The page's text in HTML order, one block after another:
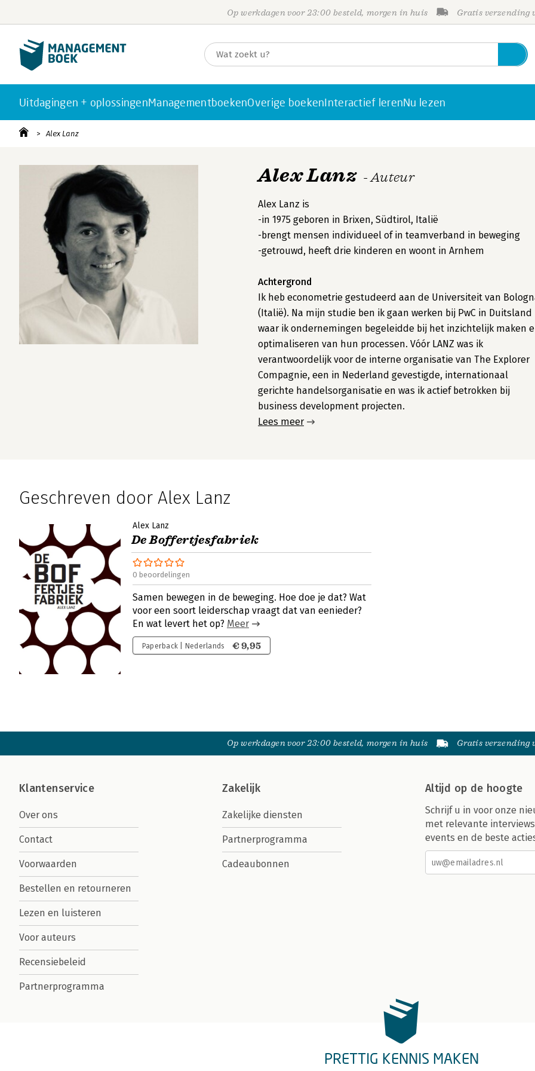
Op werkdagen voor 23:00 besteld, morgen in huis Gratis verzending
Uitdagingen + oplossingenManagementboekenOverige boekenInteractief lerenNu lezen
Alex Lanz
Alex Lanz - Auteur
Alex Lanz is
-in 1975 geboren in Brixen, Südtirol, Italië
-brengt mensen individueel of in teamverband in beweging
-getrouwd, heeft drie kinderen en woont in Arnhem
Achtergrond
Ik heb econometrie gestudeerd aan de Universiteit van
(Italië). Na mijn studie ben ik gaan werken bij PwC in Duitsland
waar ik ondernemingen begeleidde bij het inzichtelijk maken
optimaliseren van hun processen. Vóór LANZ was ik
verantwoordelijk voor de interne organisatie van The Explorer
Compagnie, een in Nederland gevestigde, internationaal
gerichte handelsorganisatie en was ik actief betrokken bij
business development projecten.
Lees meer
Geschreven door Alex Lanz
Alex Lanz
De Boffertjesfabriek
0 beoordelingen
Samen bewegen in de beweging. Hoe doe je dat? Wat
voor een soort leiderschap vraagt dat van eenieder?
En wat levert het op? Meer
Paperback | Nederlands € 9,95
Op werkdagen voor 23:00 besteld, morgen in huis Gratis verzending
Klantenservice
Over ons
Contact
Voorwaarden
Bestellen en retourneren
Lezen en luisteren
Voor auteurs
Recensiebeleid
Partnerprogramma
Zakelijk
Zakelijke diensten
Partnerprogramma
Cadeaubonnen
Altijd op de hoogte
Schrijf u in voor onze
met relevante
events en de beste
PRETTIG KENNIS MAKEN